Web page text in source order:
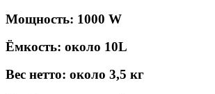
Мощность: 1000 W
Ёмкость: около 10L
Вес нетто: около 3,5 кг